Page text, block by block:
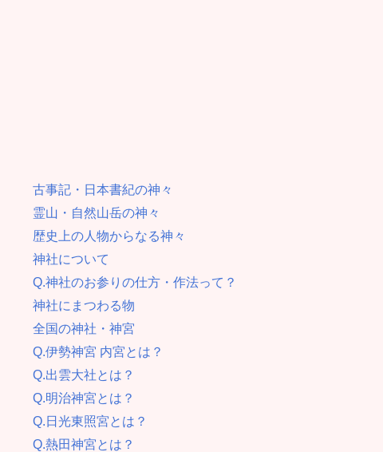
古事記・日本書紀の神々
霊山・自然山岳の神々
歴史上の人物からなる神々
神社について
Q.神社のお参りの仕方・作法って？
神社にまつわる物
全国の神社・神宮
Q.伊勢神宮 内宮とは？
Q.出雲大社とは？
Q.明治神宮とは？
Q.日光東照宮とは？
Q.熱田神宮とは？